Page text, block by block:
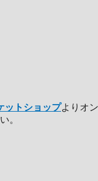
ットショップよりオ
。